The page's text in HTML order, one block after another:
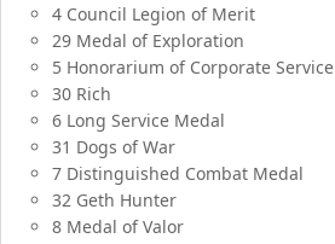
4 Council Legion of Merit
29 Medal of Exploration
5 Honorarium of Corporate Service
30 Rich
6 Long Service Medal
31 Dogs of War
7 Distinguished Combat Medal
32 Geth Hunter
8 Medal of Valor